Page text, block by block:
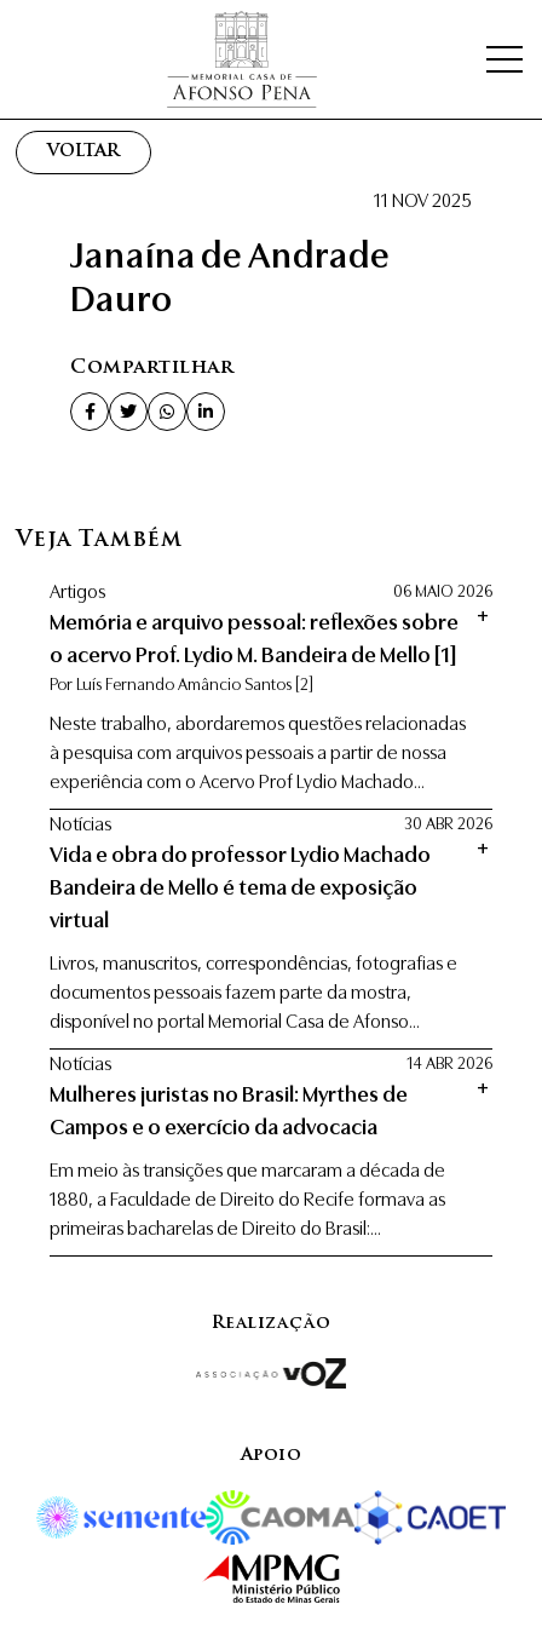
VOLTAR
11 NOV 2025
Janaína de Andrade
Dauro
Compartilhar
Veja Também
Artigos 06 MAIO 2026
Memória e arquivo pessoal: reflexões sobre
o acervo Prof. Lydio M. Bandeira de Mello [1]
Por Luís Fernando Amâncio Santos [2]
Neste trabalho, abordaremos questões relacionadas
à pesquisa com arquivos pessoais a partir de nossa
experiência com o Acervo Prof Lydio Machado...
add
Notícias 30 ABR 2026
Vida e obra do professor Lydio Machado
Bandeira de Mello é tema de exposição
virtual
Livros, manuscritos, correspondências, fotografias e
documentos pessoais fazem parte da mostra,
disponível no portal Memorial Casa de Afonso...
add
Notícias 14 ABR 2026
Mulheres juristas no Brasil: Myrthes de
Campos e o exercício da advocacia
Em meio às transições que marcaram a década de
1880, a Faculdade de Direito do Recife formava as
primeiras bacharelas de Direito do Brasil:...
add
Realização
Apoio